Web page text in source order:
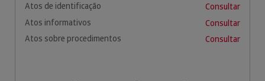
Atos de identificação
Consultar
Atos informativos
Consultar
Atos sobre procedimentos
Consultar